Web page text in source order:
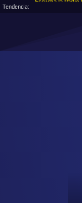
Tendencia:
Escucha la Radio